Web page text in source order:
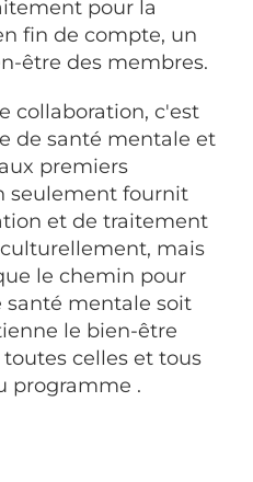
pour la
fin de compte, un
être des membres.
collaboration, c'est
de santé mentale et
premiers
seulement fournit
et de traitement
mais
le chemin pour
santé mentale soit
le bien-être
celles et tous
programme .